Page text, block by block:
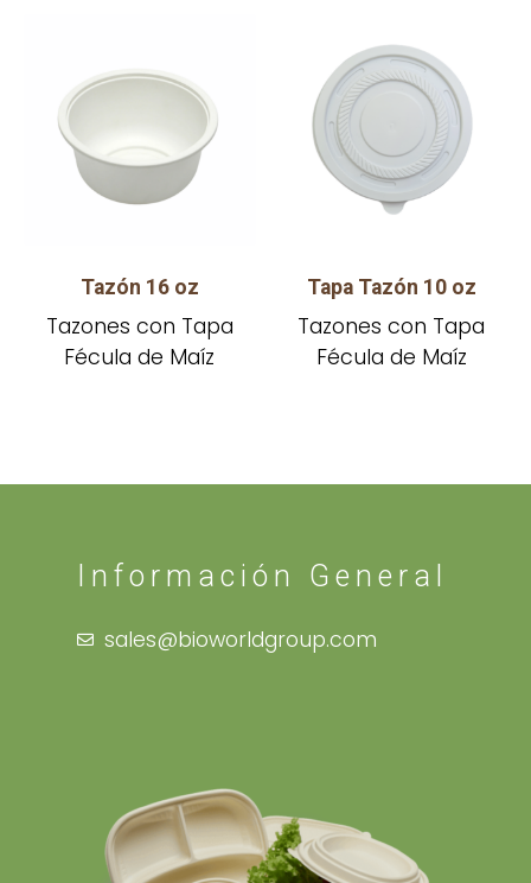
Tazón 16 oz
Tazones con Tapa
Fécula de Maíz
Tapa Tazón 10 oz
Tazones con Tapa
Fécula de Maíz
Información General
sales@bioworldgroup.com